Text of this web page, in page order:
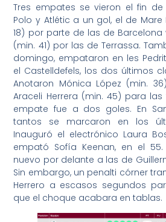
Tres empates se vieron el fin
Polo y Atlétic a un gol, el de Mare
18) por parte de las de Barcelona
(min. 41) por las de Terrassa.
domingo, empataron en les
el Castelldefels, los dos últimos
Anotaron Mónica López (min.
Araceli Herrera (min. 45) para las
empate fue a dos goles. En
tantos se marcaron en los
Inauguró el electrónico Laura
empató Sofía Keenan, en el
nuevo por delante a las de
Sin embargo, un penalti córner
Herrero a escasos segundos
que el choque acabara en tablas.